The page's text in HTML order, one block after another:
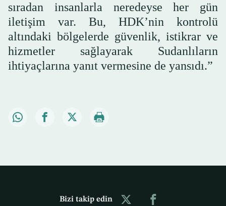
sıradan insanlarla neredeyse her gün
iletişim var. Bu, HDK’nin kontrolü
altındaki bölgelerde güvenlik, istikrar ve
hizmetler sağlayarak Sudanlıların
ihtiyaçlarına yanıt vermesine de yansıdı.”
Bizi takip edin